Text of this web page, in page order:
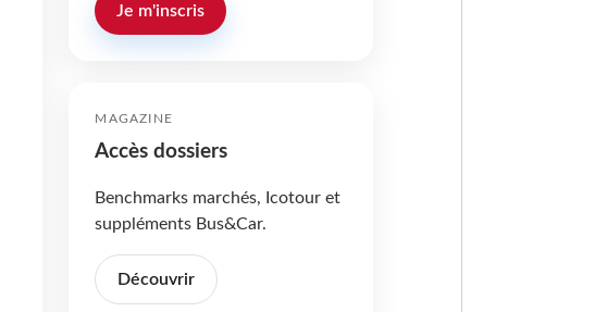
Je m'inscris
MAGAZINE
Accès dossiers
Benchmarks marchés, Icotour et
suppléments Bus&Car.
Découvrir